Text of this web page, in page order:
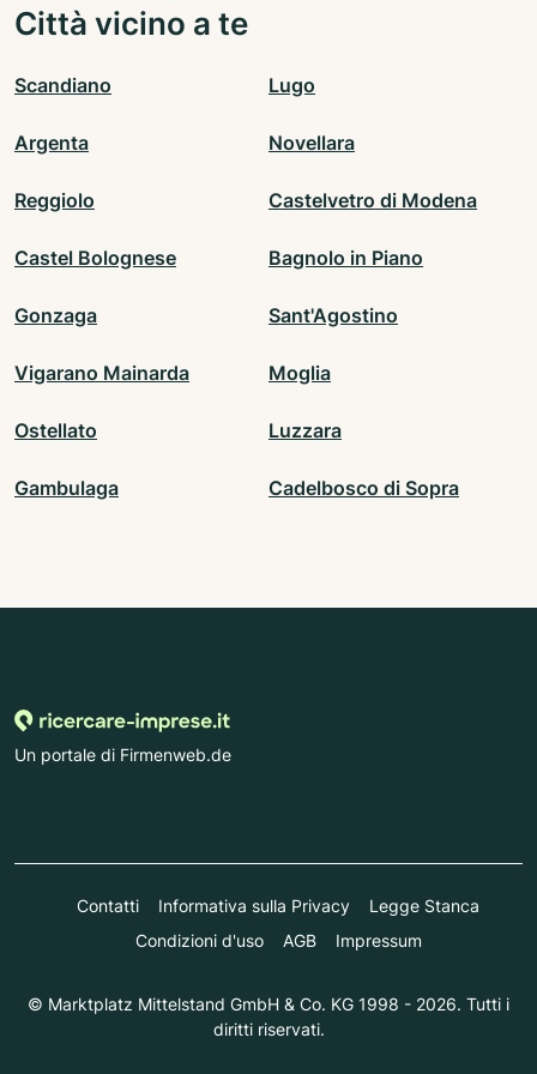
Città vicino a te
Scandiano Lugo
Argenta Novellara
Reggiolo Castelvetro di Modena
Castel Bolognese Bagnolo in Piano
Gonzaga Sant'Agostino
Vigarano Mainarda Moglia
Ostellato Luzzara
Gambulaga Cadelbosco di Sopra
Un portale di Firmenweb.de
Contatti Informativa sulla Privacy
Legge Stanca
Condizioni d'uso
AGB Impressum
© Marktplatz Mittelstand GmbH & Co. KG 1998 - 2026. Tutti i
diritti riservati.